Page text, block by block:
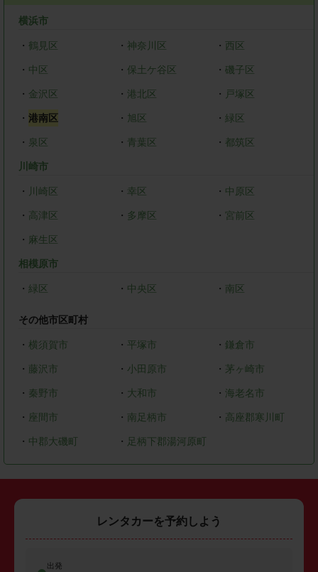
横浜市
・ 鶴見区 ・ 神奈川区 ・ 西区
・ 中区 ・ 保土ケ谷区 ・磯子区
・ 金沢区 ・ 港北区 ・ 戸塚区
・ 港南区 ・ 旭区 ・ 緑区
・ 泉区 ・ 青葉区 ・ 都筑区
川崎市
・ 川崎区 ・ 幸区 ・ 中原区
・ 高津区 ・ 多摩区 ・ 宮前区
・ 麻生区
相模原市
・ 緑区 ・ 中央区 ・ 南区
その他市区町村
・ 横須賀市 ・ 平塚市 ・ 鎌倉市
・ 藤沢市 ・ 小田原市 ・ 茅ヶ崎市
・ 秦野市 ・ 大和市 ・ 海老名市
・ 座間市 ・ 南足柄市 ・ 高座郡寒川町
・ 中郡大磯町 ・ 足柄下郡湯河原町
レンタカーを予約しよう
出発